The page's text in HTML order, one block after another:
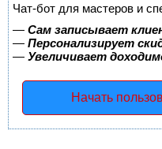
Чат-бот для мастеров и
— Сам записывает
— Персонализирует
— Увеличивает
Начать